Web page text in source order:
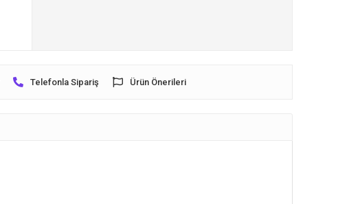
Telefonla Sipariş Ürün Önerileri